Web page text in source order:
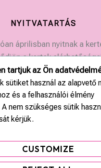
NYITVATARTÁS
áprilisban nyitnak a
a kertek
KAPCSOLAT
központ: +36 20 428
tartjuk az Ön
sütiket használ az alapvető
és a felhasználói élmény
A nem szükséges sütik
kérjük.
CUSTOMIZE